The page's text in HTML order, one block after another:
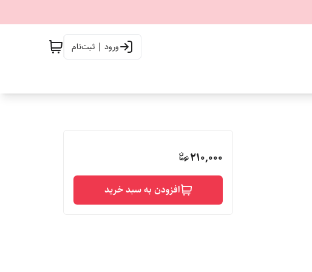
ورود | ثبت‌نام
210,000
افزودن به سبد خرید